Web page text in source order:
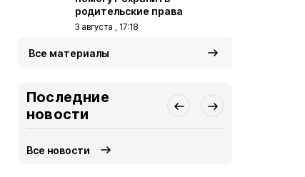
родительские права
3 августа , 17:18
Все материалы
Последние
новости
Все новости